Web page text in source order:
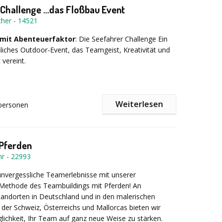
:
modernem Fernreisebus
vor Ort
...das Floßbau Event
- 14521
Abenteuerfaktor: Die Seefahrer Challenge Ein
Outdoor-Event, das Teamgeist, Kreativität und
aus dem Alltag – rein ins gemeinsame Erlebnis.
Ihre Crew:
Einteilung. -- Gemeinssamer Auftakt,
erst Stimmung - los geht's
Weiterlesen
- 22993
Teamerlebnisse mit unserer
des Teambuildings mit Pferden! An
in Deutschland und in den malerischen
Schweiz, Österreichs und Mallorcas bieten wir
Ihr Team auf ganz neue Weise zu stärken.